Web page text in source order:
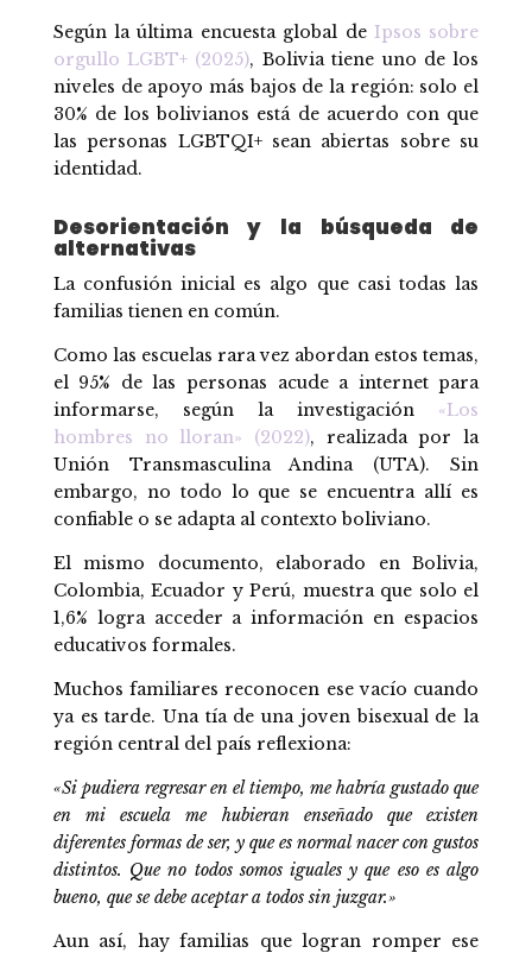
Según la última encuesta global de Ipsos sobre
orgullo LGBT+ (2025), Bolivia tiene uno de los
niveles de apoyo más bajos de la región: solo el
30% de los bolivianos está de acuerdo con que
las personas LGBTQI+ sean abiertas sobre su
identidad.
Desorientación y la búsqueda de
alternativas
La confusión inicial es algo que casi todas las
familias tienen en común.
Como las escuelas rara vez abordan estos temas,
el 95% de las personas acude a internet para
informarse, según la investigación «Los
hombres no lloran» (2022), realizada por la
Unión Transmasculina Andina (UTA). Sin
embargo, no todo lo que se encuentra allí es
confiable o se adapta al contexto boliviano.
El mismo documento, elaborado en Bolivia,
Colombia, Ecuador y Perú, muestra que solo el
1,6% logra acceder a información en espacios
educativos formales.
Muchos familiares reconocen ese vacío cuando
ya es tarde. Una tía de una joven bisexual de la
región central del país reflexiona:
«Si pudiera regresar en el tiempo, me habría gustado que
en mi escuela me hubieran enseñado que existen
diferentes formas de ser, y que es normal nacer con gustos
distintos. Que no todos somos iguales y que eso es algo
bueno, que se debe aceptar a todos sin juzgar.»
Aun así, hay familias que logran romper ese